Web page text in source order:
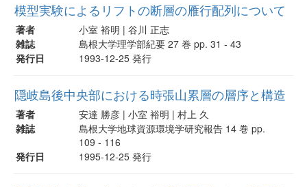
模型実験によるリフトの断層の雁行配列について
著者
小室 裕明 | 谷川 正志
雑誌
島根大学理学部紀要 27 巻 pp. 31 - 43
発行日
1993-12-25 発行
隠岐島後中央部における時張山累層の層序と構造
著者
安達 勝彦 | 小室 裕明 | 村上 久
雑誌
島根大学地球資源環境学研究報告 14 巻 pp.
109 - 116
発行日
1995-12-25 発行